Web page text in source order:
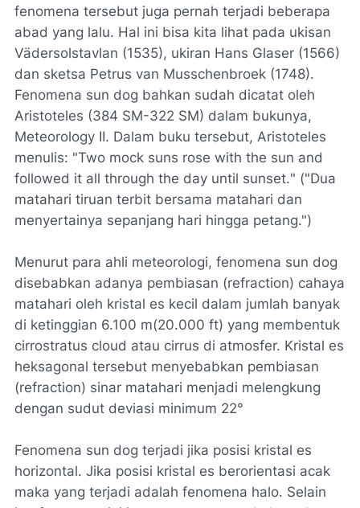
fenomena tersebut juga pernah terjadi beberapa
abad yang lalu. Hal ini bisa kita lihat pada ukisan
Vädersolstavlan (1535), ukiran Hans Glaser (1566)
dan sketsa Petrus van Musschenbroek (1748).
Fenomena sun dog bahkan sudah dicatat oleh
Aristoteles (384 SM-322 SM) dalam bukunya,
Meteorology II. Dalam buku tersebut, Aristoteles
menulis: "Two mock suns rose with the sun and
followed it all through the day until sunset." ("Dua
matahari tiruan terbit bersama matahari dan
menyertainya sepanjang hari hingga petang.")
Menurut para ahli meteorologi, fenomena sun dog
disebabkan adanya pembiasan (refraction) cahaya
matahari oleh kristal es kecil dalam jumlah banyak
di ketinggian 6.100 m(20.000 ft) yang membentuk
cirrostratus cloud atau cirrus di atmosfer. Kristal es
heksagonal tersebut menyebabkan pembiasan
(refraction) sinar matahari menjadi melengkung
dengan sudut deviasi minimum 22°
Fenomena sun dog terjadi jika posisi kristal es
horizontal. Jika posisi kristal es berorientasi acak
maka yang terjadi adalah fenomena halo. Selain